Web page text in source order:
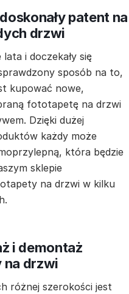
patent na
drzwi
i doczekały się
sposób na to,
kupować nowe,
fototapetę na drzwi
Dzięki dużej
każdy może
która będzie
sklepie
na drzwi w kilku
i demontaż
na drzwi
różnej szerokości jest